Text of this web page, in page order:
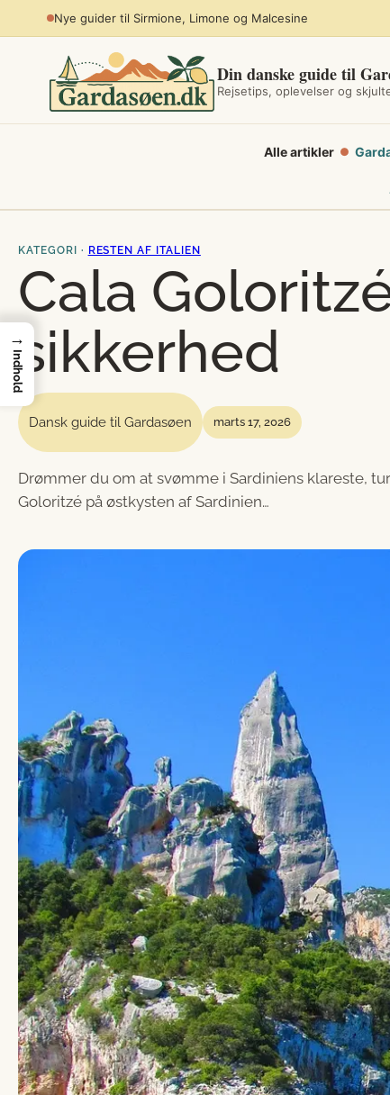
Planlæg sommerferien ved søen
Din danske guide til
Rejsetips, oplevelser og
Alle artikler ●
KATEGORI · RESTEN AF ITALIEN
Cala
sikkerhed
Dansk guide til Gardasøen marts 17, 2026
Drømmer du om at svømme i Sardiniens klareste,
Goloritzé på østkysten af Sardinien…
→
Indhold